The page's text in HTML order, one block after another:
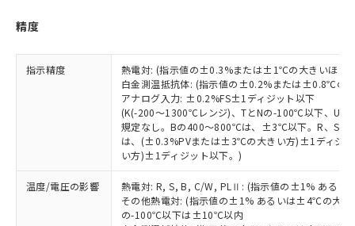
精度
指示精度
熱電対: (指示値の±0.3%または±1℃の大きいほう
白金測温抵抗体: (指示値の±0.2%または±0.8℃の
アナログ入力: ±0.2%FS±1ディジット以下
(K(-200～1300℃レンジ)、TとNの-100℃以下、U
規定なし。Bの400～800℃は、±3℃以下。R、S
は、(±0.3%PVまたは±3℃の大きい方)±1ディジ
い方)±1ディジット以下。)
温度/電圧の影響
熱電対: R, S, B, C/W, PLⅡ: (指示値の±1% ある
その他熱電対: (指示値の±1% あるいは±4℃の大き
の-100℃以下は±10℃以内
および当社の共同利用者が、当社の製
品・サービスに関するお客様との取
引・商談に必要な範囲で利用すること
をご了承ください。
※当社の共同利用者とは、"個人情報
の共同利用に関して"
の「1.共同利
用者の範囲」に記載されている法人を
指します。
下記の非含有証明書をダウンロードするこ
とができます。
EU RoHS指令（10物質）の非含有証明書
51物質の非含有証明書（当社基準）
※本証明書は発行日時点で非含有を証明す
るもので、過去に遡って非含有を証明する
ものではありません。
また、RoHS指令のフタル酸エステル類４
物質の対応では、対応完了までの期間は出
合意する キャンセル